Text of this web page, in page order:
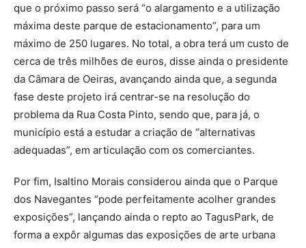
que o próximo passo será “o alargamento e a utilização
máxima deste parque de estacionamento”, para um
máximo de 250 lugares. No total, a obra terá um custo de
cerca de três milhões de euros, disse ainda o presidente
da Câmara de Oeiras, avançando ainda que, a segunda
fase deste projeto irá centrar-se na resolução do
problema da Rua Costa Pinto, sendo que, para já, o
município está a estudar a criação de “alternativas
adequadas”, em articulação com os comerciantes.
Por fim, Isaltino Morais considerou ainda que o Parque
dos Navegantes “pode perfeitamente acolher grandes
exposições”, lançando ainda o repto ao TagusPark, de
forma a expôr algumas das exposições de arte urbana